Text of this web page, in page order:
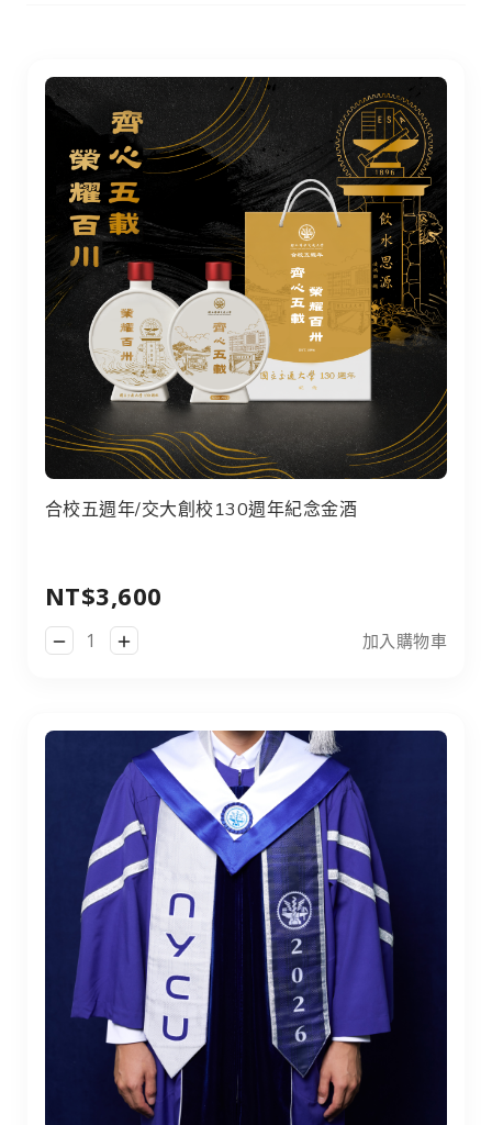
合校五週年/交大創校130週年紀念金酒
合校五週年/交大創校130週年紀念金酒
NT$3,600
加入購物車